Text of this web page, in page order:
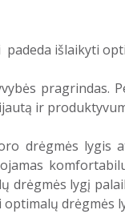
išlaikyti
pragrindas.
ir
drėgmės lygis
drėgmės lygį
optimalų drėgmės